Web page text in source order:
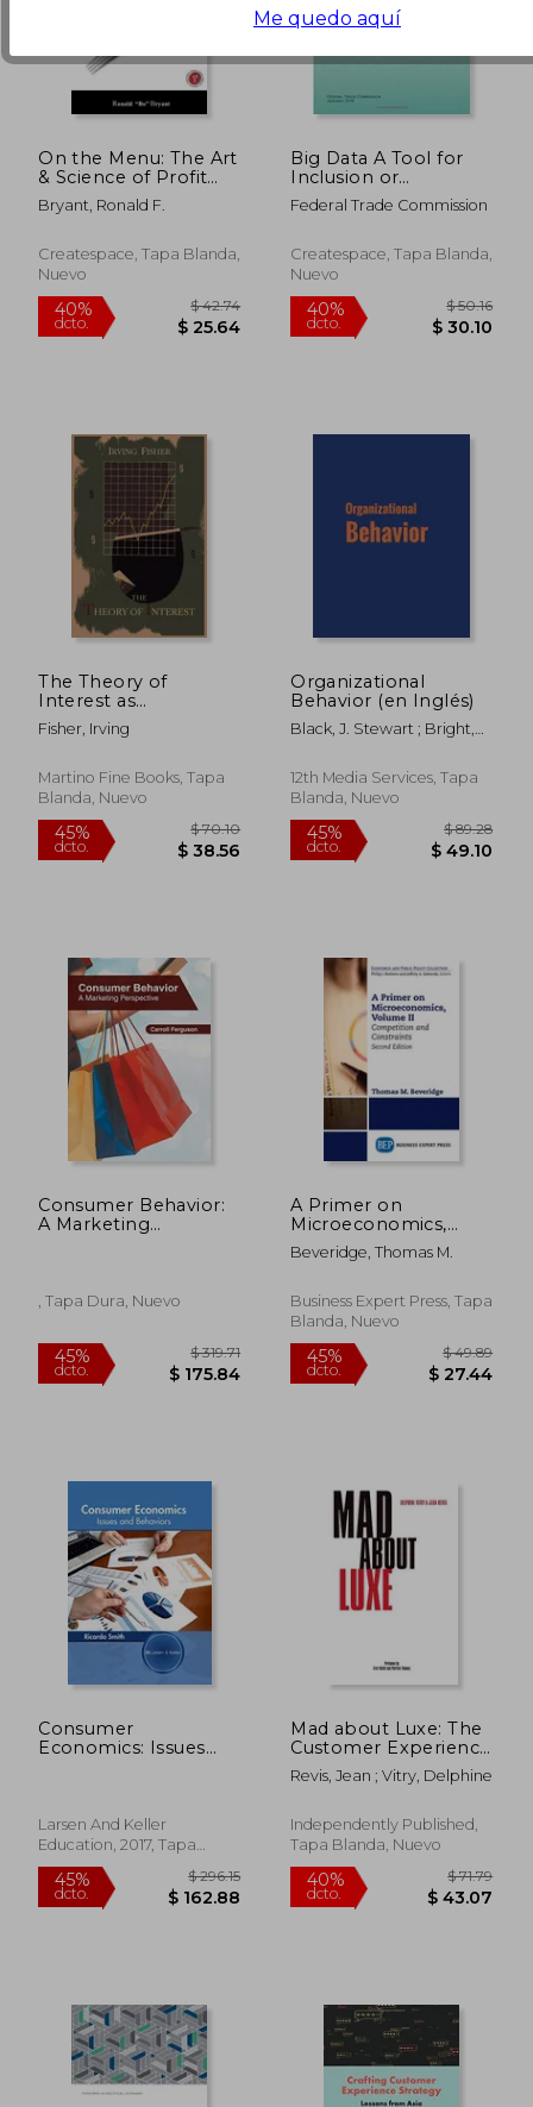
45%
dcto.
$ 44.20
$ 24.31
45%
dcto. $
On the Menu: The Art
& Science of Profit
(en Inglés)
Bryant, Ronald F.
Createspace, Tapa Blanda,
Nuevo
dcto. $ 25.64
Big Data A Tool for
Inclusion or
Exclusion?
Understanding the
Federal Trade Commission
Createspace, Tapa Blanda,
Nuevo
dcto.
The Theory of
Interest as
Determined by
Impatience to Spend
Opportunity to
Invest It (en Inglés)
Fisher, Irving
Martino Fine Books, Tapa
Blanda, Nuevo
45%
dcto. $ 38.56
Organizational
Behavior (en Inglés)
Black, J. Stewart ; Bright,
G.
12th Media Services, Tapa
Blanda, Nuevo
45%
dcto.
Consumer Behavior:
A Marketing
, Tapa Dura, Nuevo
A Primer on
Microeconomics,
Second Edition,
Volume II:
Constraints (en
Inglés)
Beveridge, Thomas M.
Business Expert Press, Tapa
Blanda, Nuevo
Consumer
Economics: Issues
Larsen And Keller
Education, 2017, Tapa
Dura, Nuevo
Mad about Luxe: The
Customer Experience
in Luxury Brands (en
Inglés)
Revis, Jean ; Vitry, Delphine
Independently Published,
Tapa Blanda, Nuevo
Me quedo aquí